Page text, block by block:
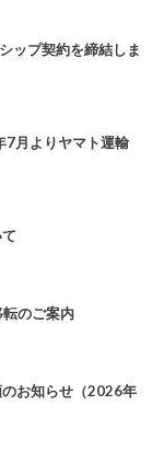
ップ契約を締結しま
7月よりヤマト運輸
のご案内
お知らせ（2026年